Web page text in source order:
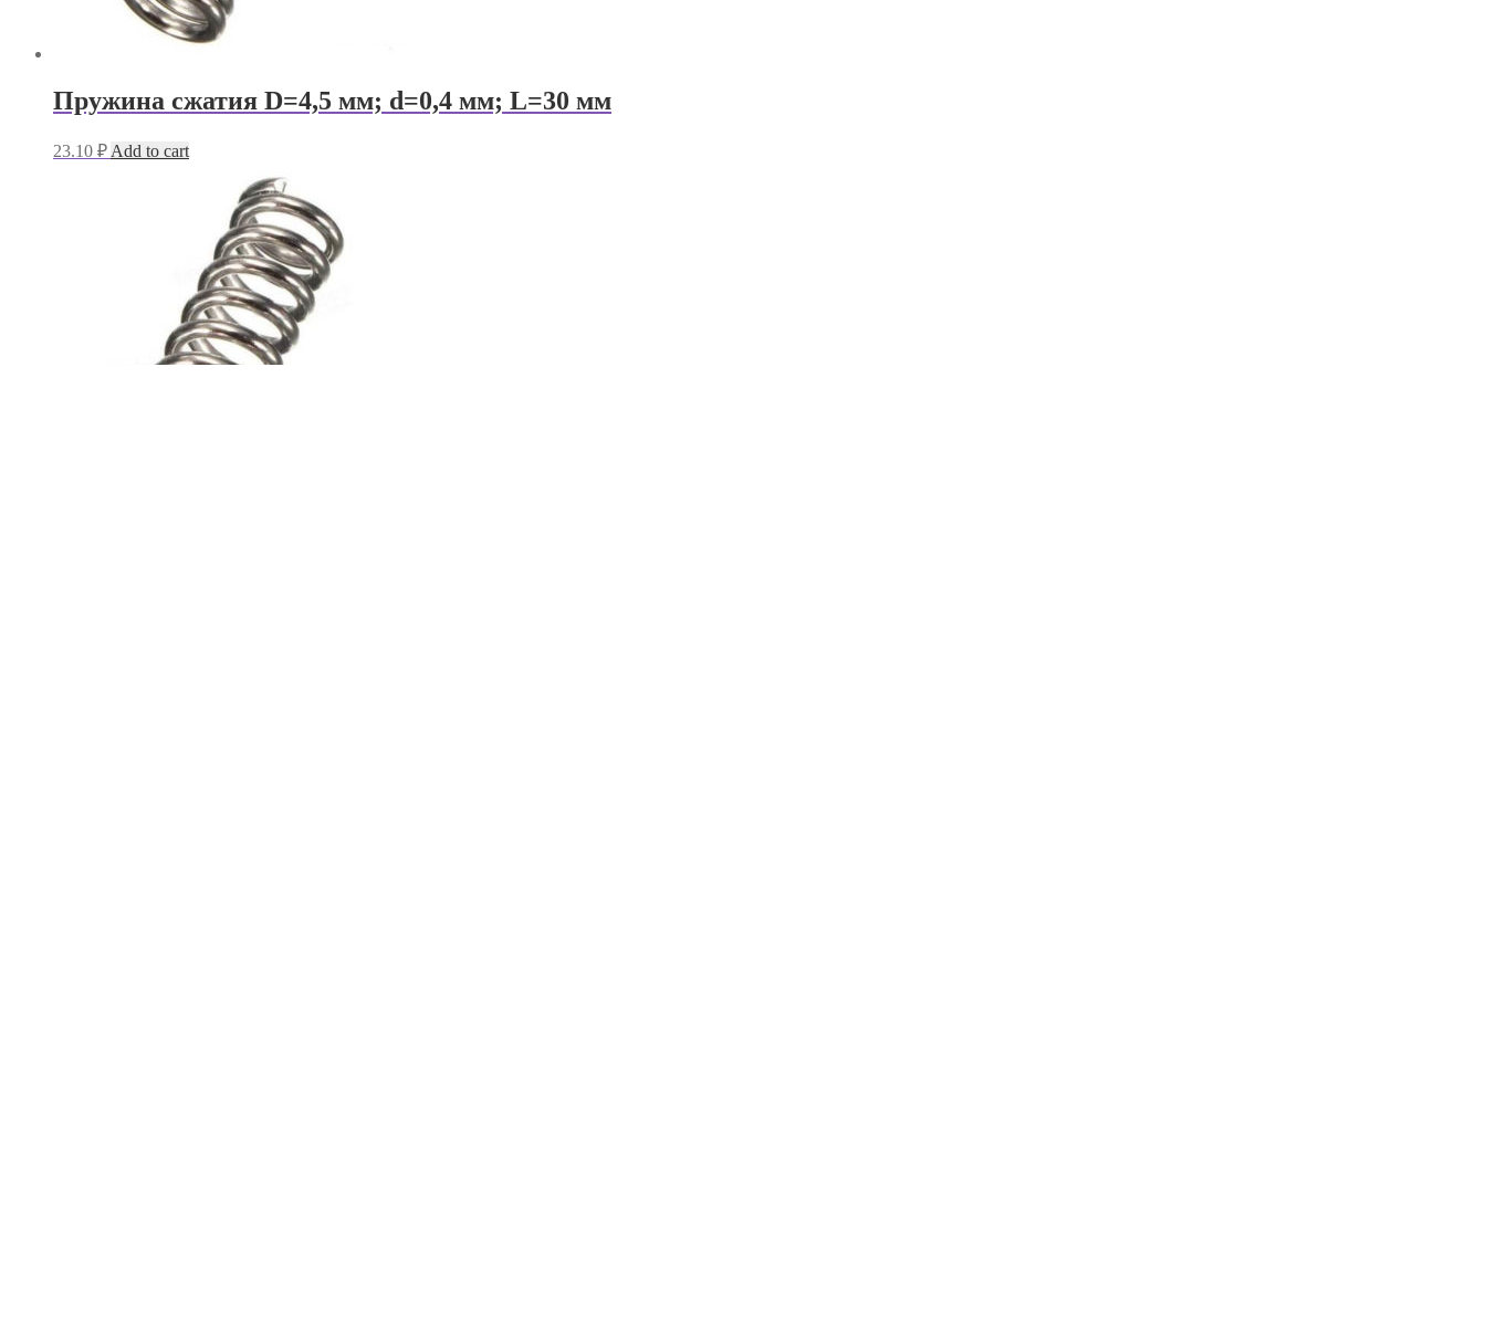
Пружина сжатия D=4,5 мм; d=0,4 мм; L=30 мм
23.10 ₽ Add to cart